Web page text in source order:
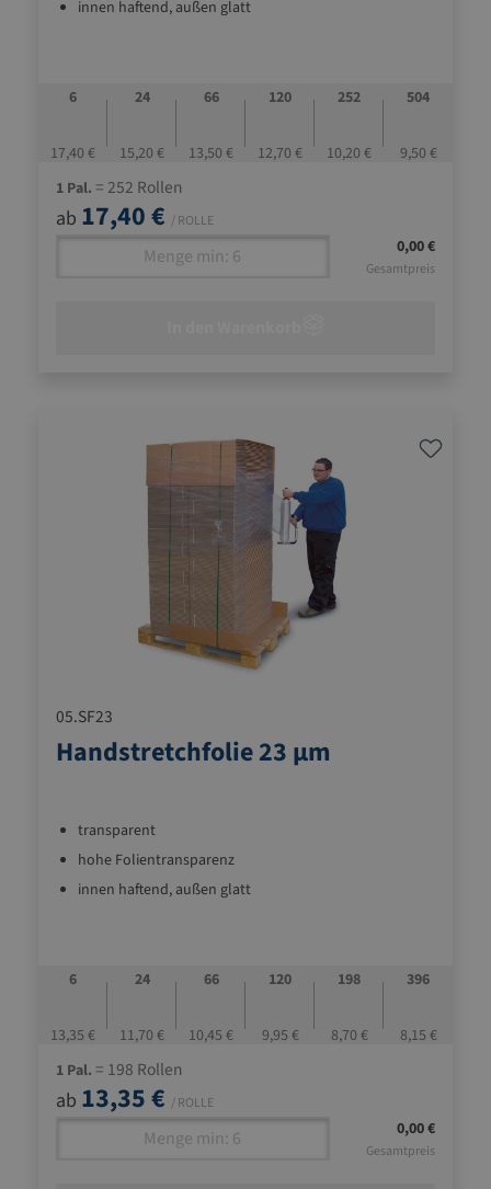
innen haftend, außen glatt
6
17,40 €
24
15,20 €
66
13,50 €
120
12,70 €
252
10,20 €
504
9,50 €
1 Pal. = 252 Rollen
ab 17,40 € / ROLLE
0,00 €
Gesamtpreis
05.SF23
Handstretchfolie 23 µm
transparent
hohe Folientransparenz
innen haftend, außen glatt
6
13,35 €
24
11,70 €
66
10,45 €
120
9,95 €
198
8,70 €
396
8,15 €
1 Pal. = 198 Rollen
ab 13,35 € / ROLLE
0,00 €
Gesamtpreis